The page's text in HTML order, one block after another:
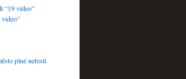
“19 video”
plné neřestí